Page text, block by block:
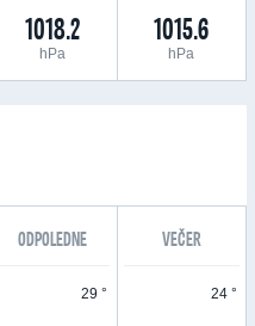
1018.2
hPa
1015.6
hPa
ODPOLEDNE VEČER
29 ° 24 °